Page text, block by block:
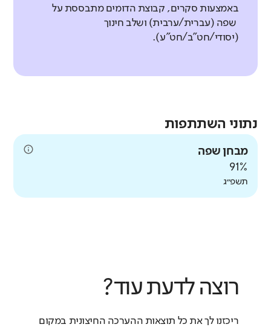
באמצעות סקרים, קבוצת הדומים מתבססת על
שפה (עברית/ערבית) ושלב חינוך
(יסודי/חט"ב/חט"ע).
נתוני השתתפות
מבחן שפה
91%
תשפ״ג
רוצה לדעת עוד?
ריכזנו לך את כל תוצאות ההערכה החיצונית במקום